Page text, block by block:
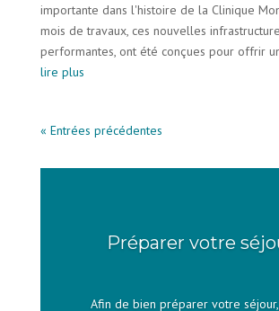
importante dans l'histoire de la Clinique
mois de travaux, ces nouvelles
performantes, ont été conçues pour offrir
lire plus
« Entrées précédentes
Préparer votre
Afin de bien préparer votre